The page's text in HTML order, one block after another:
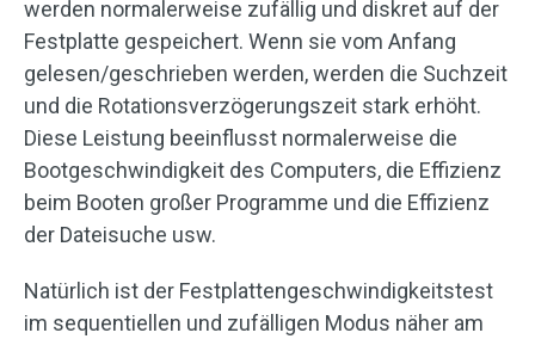
werden normalerweise zufällig und diskret auf der
Festplatte gespeichert. Wenn sie vom Anfang
gelesen/geschrieben werden, werden die Suchzeit
und die Rotationsverzögerungszeit stark erhöht.
Diese Leistung beeinflusst normalerweise die
Bootgeschwindigkeit des Computers, die Effizienz
beim Booten großer Programme und die Effizienz
der Dateisuche usw.
Natürlich ist der Festplattengeschwindigkeitstest
im sequentiellen und zufälligen Modus näher am